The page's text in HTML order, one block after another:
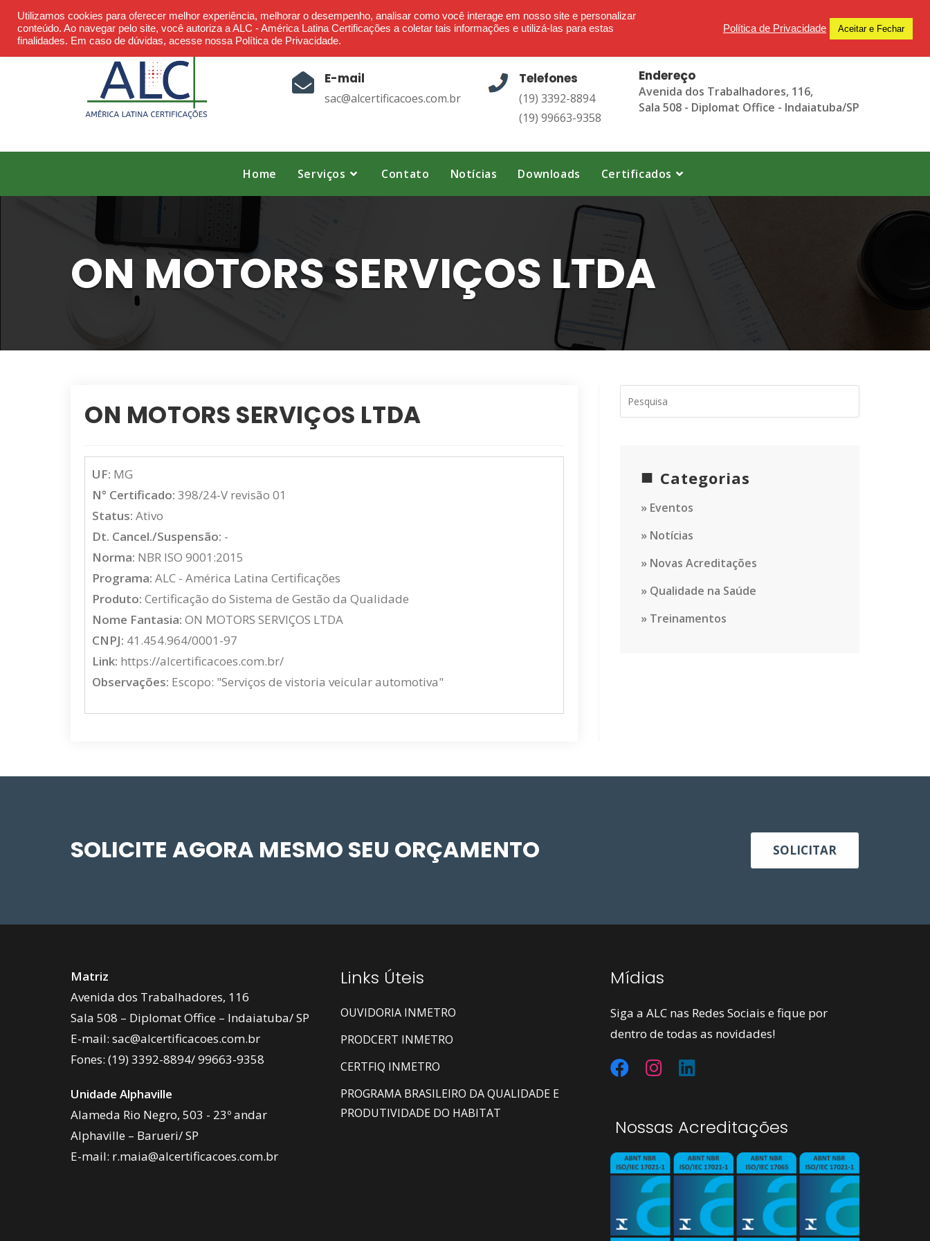
content
Ética - Confiança - Credibilidade - Transparência
E-mail
sac@alcertificacoes.com.br
Telefones
(19) 3392-8894
(19) 99663-9358
Endereço
Avenida dos Trabalhadores, 116,
Sala 508 - Diplomat Office - Indaiatuba/SP
Home Serviços Contato Notícias Downloads Certificados
ON MOTORS SERVIÇOS LTDA
ON MOTORS SERVIÇOS LTDA
UF: MG
N° Certificado: 398/24-V revisão 01
Status: Ativo
Dt. Cancel./Suspensão: -
Norma: NBR ISO 9001:2015
Programa: ALC - América Latina Certificações
Produto: Certificação do Sistema de Gestão da Qualidade
Nome Fantasia: ON MOTORS SERVIÇOS LTDA
CNPJ: 41.454.964/0001-97
Link: https://alcertificacoes.com.br/
Observações: Escopo: "Serviços de vistoria veicular automotiva"
Categorias
Eventos
Notícias
Novas Acreditações
Qualidade na Saúde
Treinamentos
SOLICITE AGORA MESMO SEU ORÇAMENTO SOLICITAR
Matriz
Avenida dos Trabalhadores, 116
Sala 508 – Diplomat Office – Indaiatuba/ SP
E-mail: sac@alcertificacoes.com.br
Fones: (19) 3392-8894/99663-9358
Unidade Alphaville
Alameda Rio Negro, 503 - 23º andar
Alphaville – Barueri/ SP
E-mail: r.maia@alcertificacoes.com.br
Links Úteis
OUVIDORIA INMETRO
PRODCERT INMETRO
CERTFIQ INMETRO
PROGRAMA BRASILEIRO DA QUALIDADE E
PRODUTIVIDADE DO HABITAT
Mídias
Siga a ALC nas Redes Sociais e fique por
dentro de todas as novidades!
Nossas Acreditações
Utilizamos cookies para oferecer melhor experiência, melhorar o desempenho, analisar como você interage em nosso site e personalizar
conteúdo. Ao navegar pelo site, você autoriza a ALC - América Latina Certificações a coletar tais informações e utilizá-las para estas
finalidades. Em caso de dúvidas, acesse nossa Política de Privacidade.
Política de Privacidade Aceitar e Fechar